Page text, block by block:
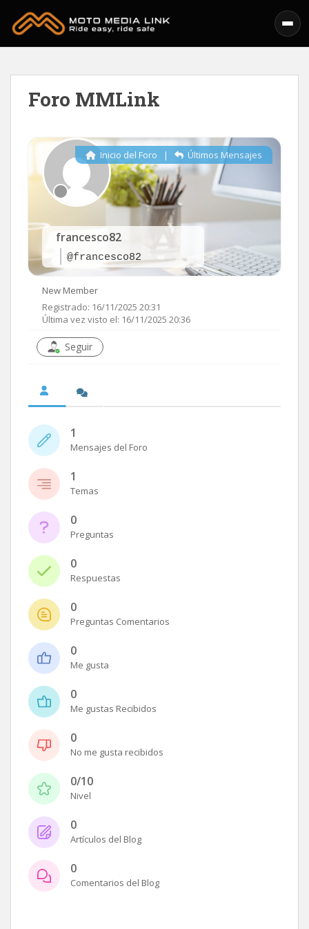
Foro MMLink
francesco82
@francesco82
Inicio del Foro | Últimos Mensajes
New Member
Registrado: 16/11/2025 20:31
Última vez visto el: 16/11/2025 20:36
Seguir
1
Mensajes del Foro
1
Temas
0
Preguntas
0
Respuestas
0
Preguntas Comentarios
0
Me gusta
0
Me gustas Recibidos
0
No me gusta recibidos
0/10
Nivel
0
Artículos del Blog
0
Comentarios del Blog